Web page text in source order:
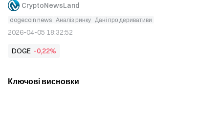
CryptoNewsLand
dogecoin news Аналіз ринку Дані про деривативи
2026-04-05 18:32:52
DOGE -0,22%
Ключові висновки